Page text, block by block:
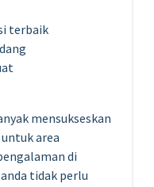
terbaik
mensukseskan
area
di
tidak perlu